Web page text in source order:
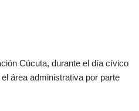
Cúcuta, durante el día cívico
área administrativa por parte